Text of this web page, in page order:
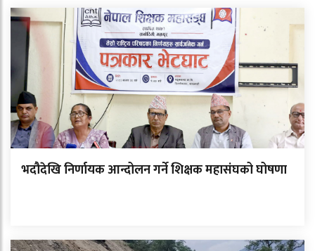
भदौदेखि निर्णायक आन्दोलन गर्ने शिक्षक महासंघको घोषणा